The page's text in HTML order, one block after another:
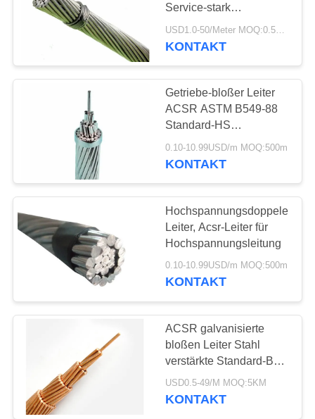
NACHRICHTEN
SITEMAP
DATENSCHUTZRICHTLINIE
gepanzertes
elektrisches Kabel
Mehradriger Seilzug
einkerniger Draht
35
Service-stark
gezeichnetes Aluminium
schwemmte 1.5-
KONTAKT
Getriebe-bloßer Leiter
ACSR ASTM B549-88
Standard-HS
761490000
0.10-10.99USD/m MOQ:500m
KONTAKT
Hochspannungsdoppelelch-
Leiter, Acsr-Leiter für
Hochspannungsleitung
0.10-10.99USD/m MOQ:500m
KONTAKT
ACSR galvanisierte
bloßen Leiter Stahl
verstärkte Standard-BS
215 10-800mm2
USD0.5-49/M MOQ:5KM
KONTAKT